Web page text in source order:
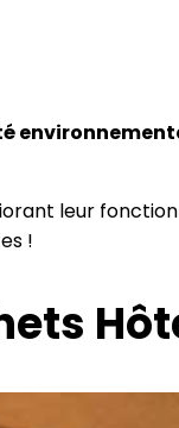
leur
!